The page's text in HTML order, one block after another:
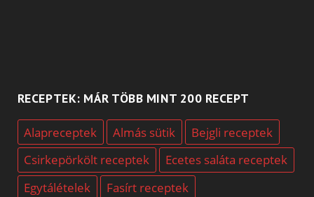
RECEPTEK: MÁR TÖBB MINT 200 RECEPT
Alapreceptek Almás sütik
Bejgli receptek
Csirkepörkölt receptek
Ecetes saláta receptek
Egytálételek
Fasírt receptek